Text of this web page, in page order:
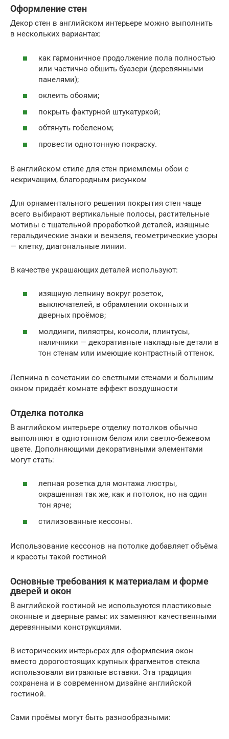
Оформление стен
Декор стен в английском интерьере можно выполнить
в нескольких вариантах:
как гармоничное продолжение пола полностью
или частично обшить буазери (деревянными
панелями);
оклеить обоями;
покрыть фактурной штукатуркой;
обтянуть гобеленом;
провести однотонную покраску.
В английском стиле для стен приемлемы обои с
некричащим, благородным рисунком
Для орнаментального решения покрытия стен чаще
всего выбирают вертикальные полосы, растительные
мотивы с тщательной проработкой деталей, изящные
геральдические знаки и вензеля, геометрические узоры
— клетку, диагональные линии.
В качестве украшающих деталей используют:
изящную лепнину вокруг розеток,
выключателей, в обрамлении оконных и
дверных проёмов;
молдинги, пилястры, консоли, плинтусы,
наличники — декоративные накладные детали в
тон стенам или имеющие контрастный оттенок.
Лепнина в сочетании со светлыми стенами и большим
окном придаёт комнате эффект воздушности
Отделка потолка
В английском интерьере отделку потолков обычно
выполняют в однотонном белом или светло-бежевом
цвете. Дополняющими декоративными элементами
могут стать:
лепная розетка для монтажа люстры,
окрашенная так же, как и потолок, но на один
тон ярче;
стилизованные кессоны.
Использование кессонов на потолке добавляет объёма
и красоты такой гостиной
Основные требования к материалам и форме
дверей и окон
В английской гостиной не используются пластиковые
оконные и дверные рамы: их заменяют качественными
деревянными конструкциями.
В исторических интерьерах для оформления окон
вместо дорогостоящих крупных фрагментов стекла
использовали витражные вставки. Эта традиция
сохранена и в современном дизайне английской
гостиной.
Сами проёмы могут быть разнообразными: